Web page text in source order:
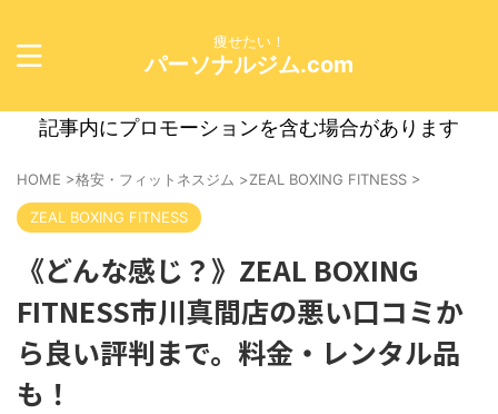
痩せたい！
パーソナルジム.com
記事内にプロモーションを含む場合があります
HOME >格安・フィットネスジム >ZEAL BOXING FITNESS >
ZEAL BOXING FITNESS
《どんな感じ？》ZEAL BOXING
FITNESS市川真間店の悪い口コミか
ら良い評判まで。料金・レンタル品
も！